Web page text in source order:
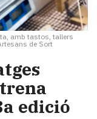
amb tastos, tallers
de Sort
edició